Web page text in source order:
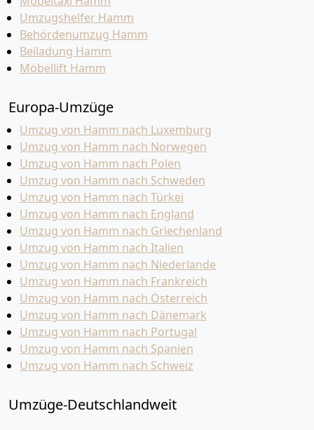
Umzugshelfer Hamm
Behördenumzug Hamm
Beiladung Hamm
Möbellift Hamm
Europa-Umzüge
Umzug von Hamm nach Luxemburg
Umzug von Hamm nach Norwegen
Umzug von Hamm nach Polen
Umzug von Hamm nach Schweden
Umzug von Hamm nach Türkei
Umzug von Hamm nach England
Umzug von Hamm nach Griechenland
Umzug von Hamm nach Italien
Umzug von Hamm nach Niederlande
Umzug von Hamm nach Frankreich
Umzug von Hamm nach Österreich
Umzug von Hamm nach Dänemark
Umzug von Hamm nach Portugal
Umzug von Hamm nach Spanien
Umzug von Hamm nach Schweiz
Umzüge-Deutschlandweit